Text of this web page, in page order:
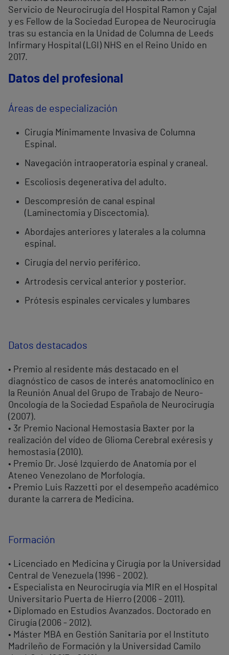
Servicio de Neurocirugía del Hospital Ramon y Cajal
y es Fellow de la Sociedad Europea de Neurocirugía
tras su estancia en la Unidad de Columna de Leeds
Infirmary Hospital (LGI) NHS en el Reino Unido en
2017.
Datos del profesional
Áreas de especialización
Cirugía Mínimamente Invasiva de Columna
Espinal.
Navegación intraoperatoria espinal y craneal.
Escoliosis degenerativa del adulto.
Descompresión de canal espinal
(Laminectomia y Discectomia).
Abordajes anteriores y laterales a la columna
espinal.
Cirugía del nervio periférico.
Artrodesis cervical anterior y posterior.
Prótesis espinales cervicales y lumbares
Datos destacados
• Premio al residente más destacado en el
diagnóstico de casos de interés anatomoclínico en
la Reunión Anual del Grupo de Trabajo de Neuro-
Oncología de la Sociedad Española de Neurocirugía
(2007).
• 3r Premio Nacional Hemostasia Baxter por la
realización del vídeo de Glioma Cerebral exéresis y
hemostasia (2010).
• Premio Dr. José Izquierdo de Anatomía por el
Ateneo Venezolano de Morfología.
• Premio Luis Razzetti por el desempeño académico
durante la carrera de Medicina.
Formación
• Licenciado en Medicina y Cirugía por la Universidad
Central de Venezuela (1996 - 2002).
• Especialista en Neurocirugía vía MIR en el Hospital
Universitario Puerta de Hierro (2006 - 2011).
• Diplomado en Estudios Avanzados. Doctorado en
Cirugía (2006 - 2012).
• Máster MBA en Gestión Sanitaria por el Instituto
Madrileño de Formación y la Universidad Camilo